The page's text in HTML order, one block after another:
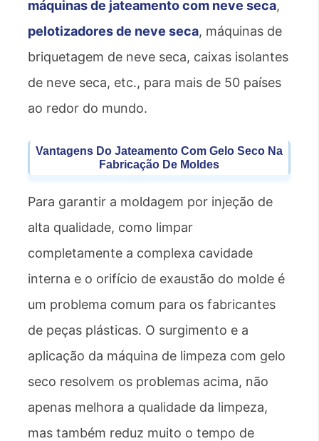
máquinas de jateamento com neve seca,
pelotizadores de neve seca, máquinas de
briquetagem de neve seca, caixas isolantes
de neve seca, etc., para mais de 50 países
ao redor do mundo.
Vantagens Do Jateamento Com Gelo Seco Na
Fabricação De Moldes
Para garantir a moldagem por injeção de
alta qualidade, como limpar
completamente a complexa cavidade
interna e o orifício de exaustão do molde é
um problema comum para os fabricantes
de peças plásticas. O surgimento e a
aplicação da máquina de limpeza com gelo
seco resolvem os problemas acima, não
apenas melhora a qualidade da limpeza,
mas também reduz muito o tempo de